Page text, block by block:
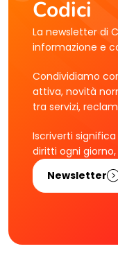
Codici
La newsletter di
informazione e
Condividiamo
attiva, novità
tra servizi,
Iscriverti
diritti ogni
Newsletter